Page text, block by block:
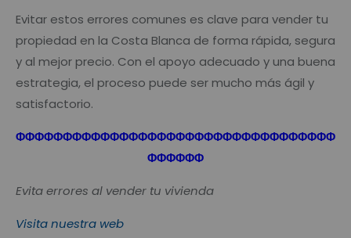
Evitar estos errores comunes es clave para vender tu
propiedad en la Costa Blanca de forma rápida, segura
y al mejor precio. Con el apoyo adecuado y una buena
estrategia, el proceso puede ser mucho más ágil y
satisfactorio.
ΦΦΦΦΦΦΦΦΦΦΦΦΦΦΦΦΦΦΦΦΦΦΦΦΦΦΦΦΦΦΦΦΦΦ
ΦΦΦΦΦΦ
Evita errores al vender tu vivienda
Visita nuestra web